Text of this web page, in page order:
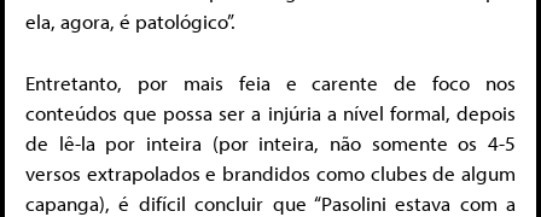
ela, agora, é patológico”.
Entretanto, por mais feia e carente de foco nos
conteúdos que possa ser a injúria a nível formal, depois
de lê-la por inteira (por inteira, não somente os 4-5
versos extrapolados e brandidos como clubes de algum
capanga), é difícil concluir que “Pasolini estava com a